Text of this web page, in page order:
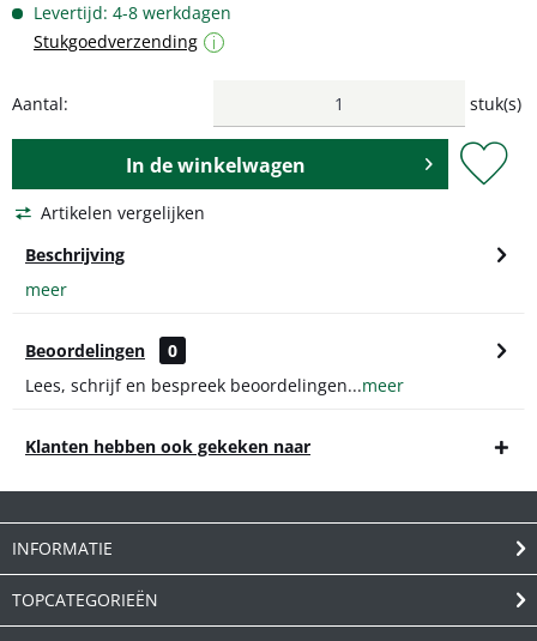
Levertijd: 4-8 werkdagen
Stukgoedverzending
i
Aantal: stuk(s)
In dewinkelwagen
Artikelen vergelijken
Beschrijving
meer
Beoordelingen
0
Lees, schrijf en bespreek beoordelingen...meer
Klanten hebben ook gekeken naar
INFORMATIE
TOPCATEGORIEËN